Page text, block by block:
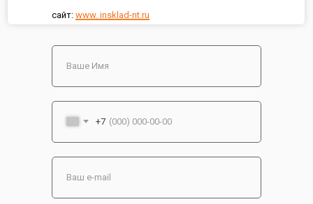
сайт: www. insklad-nt.ru
+7